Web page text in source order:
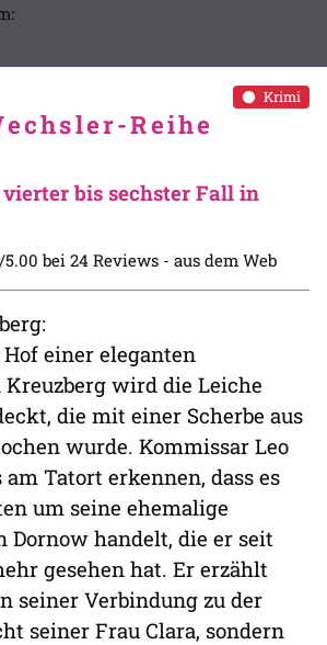
Krimi
Reihe
bis sechster Fall in
5.00 bei 24 Reviews - aus dem Web
einer eleganten
wird die Leiche
die mit einer Scherbe aus
wurde. Kommissar Leo
Tatort erkennen, dass es
um seine ehemalige
Dornow handelt, die er seit
gesehen hat. Er erzählt
seiner Verbindung zu der
seiner Frau Clara, sondern